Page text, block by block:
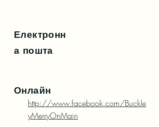
Електронн
а пошта
Онлайн
http://www.facebook.com/Buckle
yMerryOnMain